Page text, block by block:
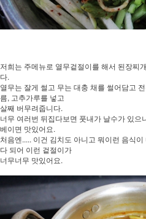
저희는 주메뉴로 열무겉절이를 해서 된장찌
다.
열무는 잘게 썰고 무는 대충 채를 썰어담고
름, 고추가루를 넣고
살째 버무려줍니다.
너무 여러번 뒤집다보면 풋내가 날수가 있으
베이면 맛있어요.
처음엔..... 이건 김치도 아니고 뭐이런 음식
다 되어 이런 겉절이가
너무너무 맛있어요.